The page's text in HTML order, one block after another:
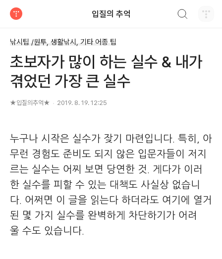
입질의 추억
낚시팁 /원투, 생활낚시, 기타 어종 팁
초보자가 많이 하는 실수 & 내가
겪었던 가장 큰 실수
★입질의추억★ 2019. 8. 19. 12:25
누구나 시작은 실수가 잦기 마련입니다. 특히, 아
무런 경험도 준비도 되지 않은 입문자들이 저지
르는 실수는 어찌 보면 당연한 것. 게다가 이러
한 실수를 피할 수 있는 대책도 사실상 없습니
다. 어쩌면 이 글을 읽는다 하더라도 여기에 열거
된 몇 가지 실수를 완벽하게 차단하기가 어려
울 수도 있습니다.